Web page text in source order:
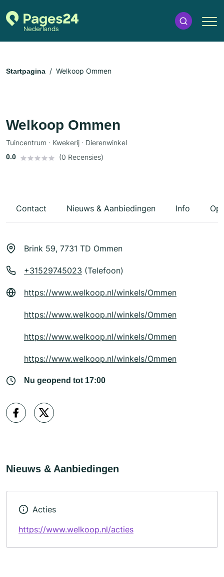
Startpagina Welkoop Ommen
Welkoop Ommen
Tuincentrum · Kwekerij · Dierenwinkel
0.0 (0 Recensies)
Contact Nieuws & Aanbiedingen Info
Brink 59, 7731 TD Ommen
+31529745023 (Telefoon)
https://www.welkoop.nl/winkels/Ommen
https://www.welkoop.nl/winkels/Ommen
https://www.welkoop.nl/winkels/Ommen
https://www.welkoop.nl/winkels/Ommen
Nu geopend tot 17:00
Nieuws & Aanbiedingen
Acties
https://www.welkoop.nl/acties